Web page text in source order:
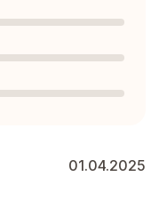
01.04.2025